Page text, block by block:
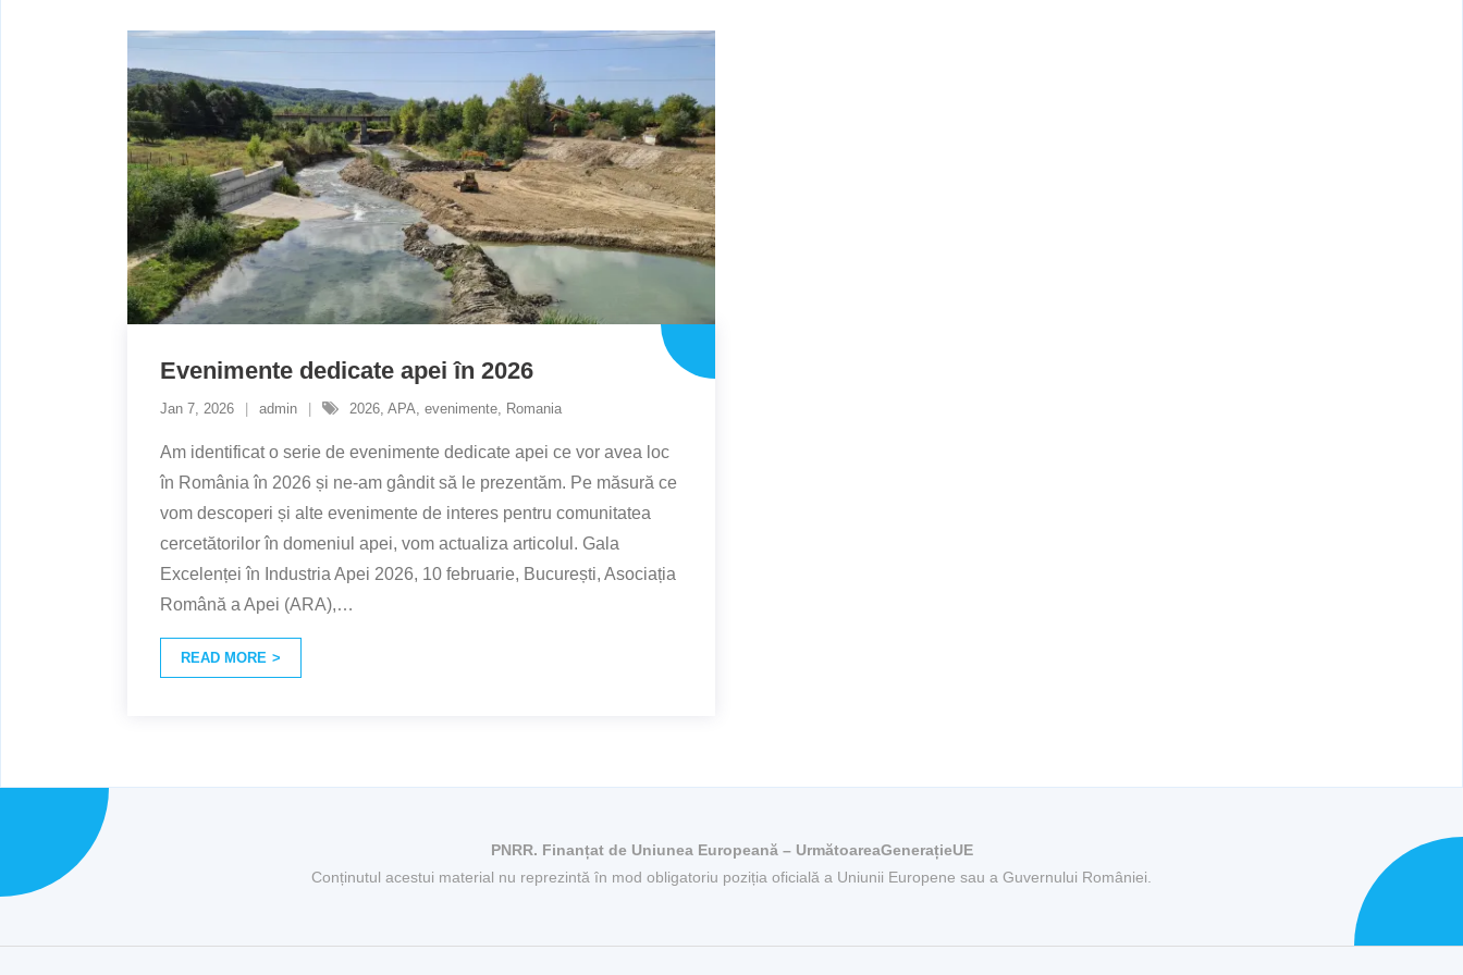
Evenimente dedicate apei în 2026
Jan 7, 2026 admin 2026, APA, evenimente, Romania
Am identificat o serie de evenimente dedicate apei ce vor avea loc
în România în 2026 și ne-am gândit să le prezentăm. Pe măsură ce
vom descoperi și alte evenimente de interes pentru comunitatea
cercetătorilor în domeniul apei, vom actualiza articolul. Gala
Excelenței în Industria Apei 2026, 10 februarie, București, Asociația
Română a Apei (ARA),…
READ MORE
PNRR. Finanțat de Uniunea Europeană – UrmătoareaGenerațieUE
Conținutul acestui material nu reprezintă în mod obligatoriu poziția oficială a Uniunii Europene sau a Guvernului României.